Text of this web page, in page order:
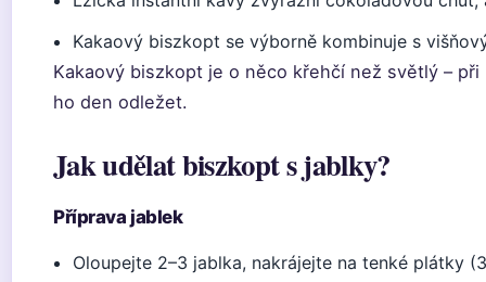
Kakaový biszkopt se výborně kombinuje s
Kakaový biszkopt je o něco křehčí než světlý –
ho den odležet.
Jak udělat biszkopt s jablky?
Příprava jablek
Oloupejte 2–3 jablka, nakrájejte na tenké plátky